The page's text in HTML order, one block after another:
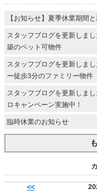
【お知らせ】夏季休業期間
スタッフブログを更新しま
築のペット可物件
スタッフブログを更新しま
ー徒歩3分のファミリー物件
スタッフブログを更新しま
ロキャンペーン実施中！
臨時休業のお知らせ
<<